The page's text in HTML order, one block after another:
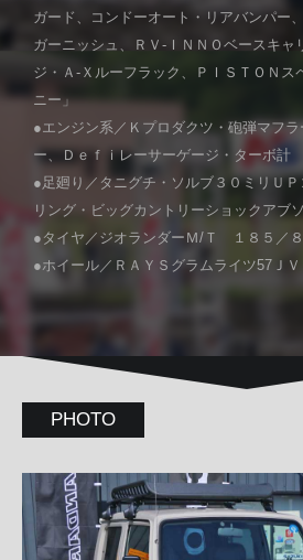
ガード、コンドーオート・リアバンパー
ガーニッシュ、ＲＶ-ＩＮＮＯベースキャ
ジ・Ａ-Ｘルーフラック、ＰＩＳＴＯＮス
ニー」
●エンジン系／Ｋプロダクツ・砲弾マフ
ー、Ｄｅｆｉレーサーゲージ・ターボ計
●足廻り／タニグチ・ソルブ３０ミリＵ
リング・ビッグカントリーショックアブ
●タイヤ／ジオランダーＭ/Ｔ １８５／８
●ホイール／ＲＡＹＳグラムライツ57Ｊ
PHOTO